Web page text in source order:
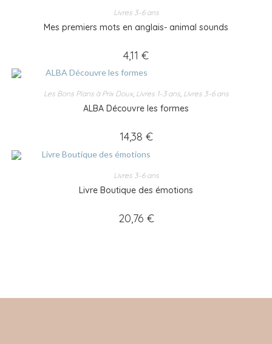
Livres 3–6 ans
Mes premiers mots en anglais- animal sounds
4,11 €
Les Bons Plans à Prix Doux, Livres 1–3 ans, Livres 3–6 ans
ALBA Découvre les formes
14,38 €
Livres 3–6 ans
Livre Boutique des émotions
20,76 €